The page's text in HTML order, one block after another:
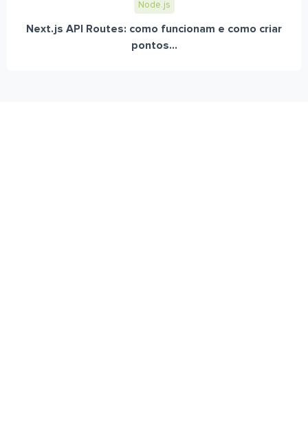
Node.js
Next.js API Routes: como funcionam e como criar
pontos...